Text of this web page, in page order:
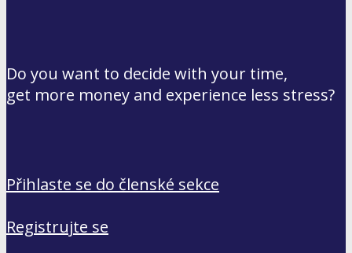
Do you want to decide with your time,
get more money and experience less stress?
Přihlaste se do členské sekce
Registrujte se